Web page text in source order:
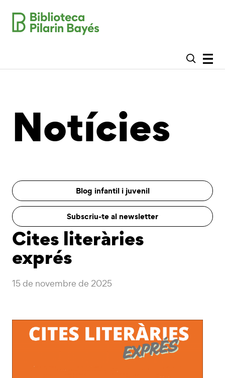
Notícies
Blog infantil i juvenil
Subscriu-te al newsletter
Cites literàries
exprés
15 de novembre de 2025